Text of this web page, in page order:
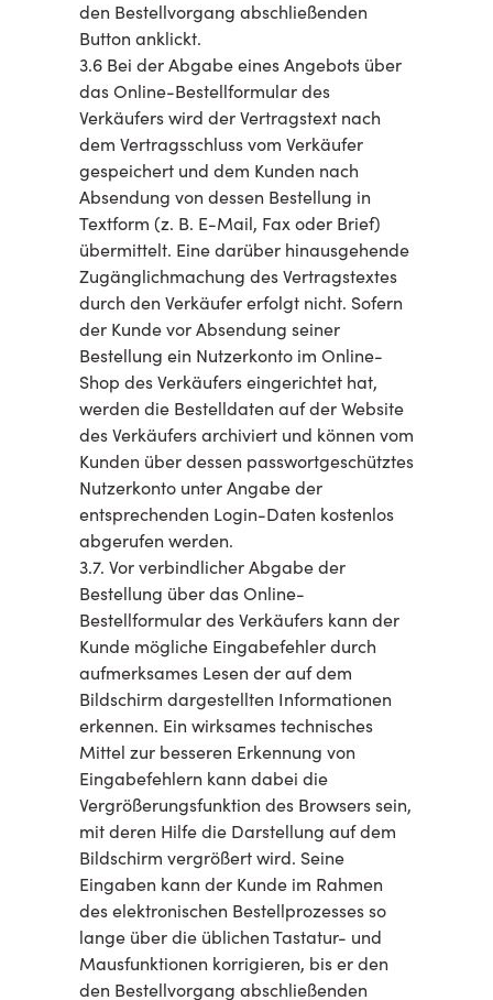
den Bestellvorgang abschließenden
Button anklickt.
3.6 Bei der Abgabe eines Angebots über
das Online-Bestellformular des
Verkäufers wird der Vertragstext nach
dem Vertragsschluss vom Verkäufer
gespeichert und dem Kunden nach
Absendung von dessen Bestellung in
Textform (z. B. E-Mail, Fax oder Brief)
übermittelt. Eine darüber hinausgehende
Zugänglichmachung des Vertragstextes
durch den Verkäufer erfolgt nicht. Sofern
der Kunde vor Absendung seiner
Bestellung ein Nutzerkonto im Online-
Shop des Verkäufers eingerichtet hat,
werden die Bestelldaten auf der Website
des Verkäufers archiviert und können vom
Kunden über dessen passwortgeschütztes
Nutzerkonto unter Angabe der
entsprechenden Login-Daten kostenlos
abgerufen werden.
3.7. Vor verbindlicher Abgabe der
Bestellung über das Online-
Bestellformular des Verkäufers kann der
Kunde mögliche Eingabefehler durch
aufmerksames Lesen der auf dem
Bildschirm dargestellten Informationen
erkennen. Ein wirksames technisches
Mittel zur besseren Erkennung von
Eingabefehlern kann dabei die
Vergrößerungsfunktion des Browsers sein,
mit deren Hilfe die Darstellung auf dem
Bildschirm vergrößert wird. Seine
Eingaben kann der Kunde im Rahmen
des elektronischen Bestellprozesses so
lange über die üblichen Tastatur- und
Mausfunktionen korrigieren, bis er den
den Bestellvorgang abschließenden